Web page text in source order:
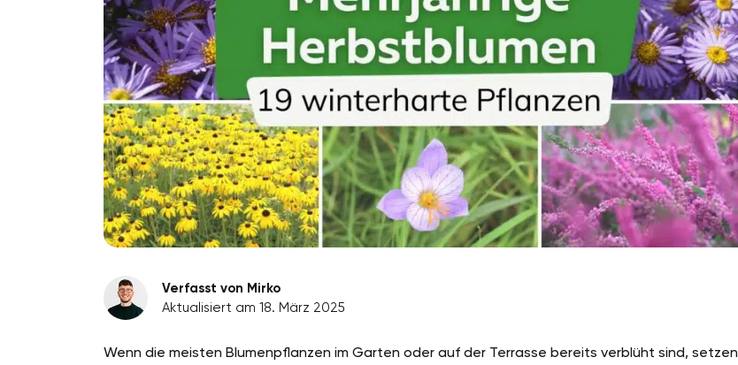
Verfasst von Mirko
Aktualisiert am 18. März 2025
Wenn die meisten Blumenpflanzen im Garten oder auf der Terrasse bereits verblüht sind, setzen